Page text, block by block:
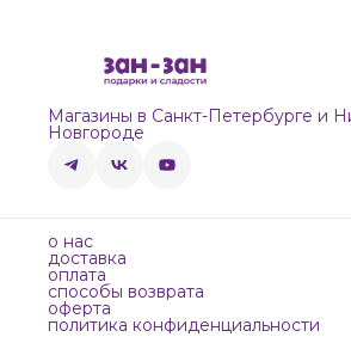
Магазины в Санкт-Петербурге и
Новгороде
о нас
доставка
оплата
способы возврата
оферта
политика конфиденциальности